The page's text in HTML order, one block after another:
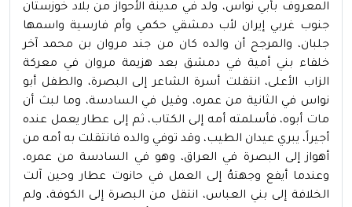
المعروف بأبي نواس، ولد في مدينة الأحواز من بلاد خوزستان
جنوب غربي إيران لأب دمشقي حكمي وأم فارسية واسمها
جلبان، والمرجح أن والده كان من جند مروان بن محمد آخر
خلفاء بني أمية في دمشق بعد هزيمة مروان في معركة
الزاب الأعلى، انتقلت أسرة الشاعر إلى البصرة، والطفل أبو
نواس في الثانية من عمره، وقيل في السادسة، وما لبث أن
مات أبوه، فأسلمته أمه إلى الكتاب، ثم إلى عطار يعمل عنده
أجيراً، يبري عيدان الطيب، وقد توفي والده فانتقلت به أمه من
أهواز إلى البصرة في العراق، وهو في السادسة من عمره،
وعندما أيفع وجهتهُ إلى العمل في حانوت عطار وحين آلت
الخلافة إلى بني العباس، انتقل من البصرة إلى الكوفة، ولم